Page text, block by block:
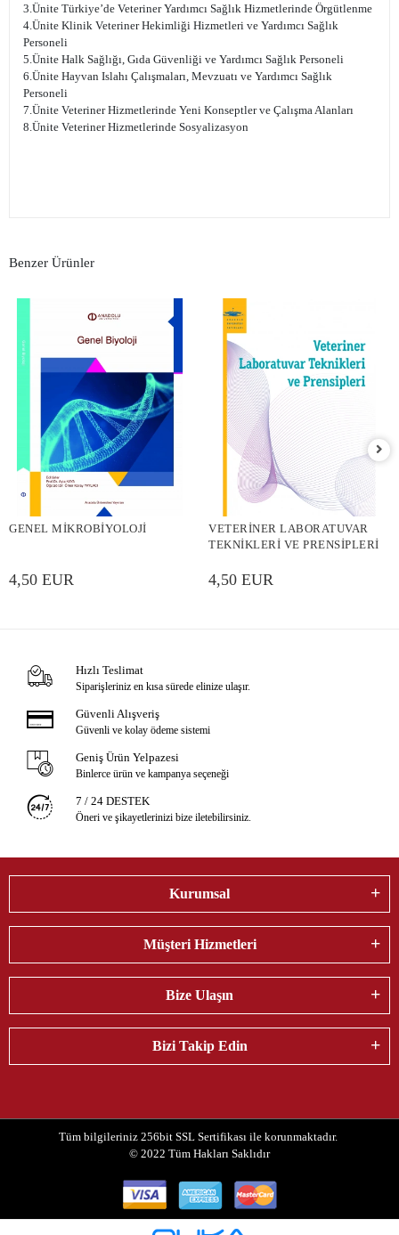
3.Ünite Türkiye’de Veteriner Yardımcı Sağlık Hizmetlerinde Örgütlenme
4.Ünite Klinik Veteriner Hekimliği Hizmetleri ve Yardımcı Sağlık
Personeli
5.Ünite Halk Sağlığı, Gıda Güvenliği ve Yardımcı Sağlık Personeli
6.Ünite Hayvan Islahı Çalışmaları, Mevzuatı ve Yardımcı Sağlık
Personeli
7.Ünite Veteriner Hizmetlerinde Yeni Konseptler ve Çalışma Alanları
8.Ünite Veteriner Hizmetlerinde Sosyalizasyon
Benzer Ürünler
GENEL MİKROBİYOLOJİ
4,50 EUR
VETERİNER LABORATUVAR
TEKNİKLERİ VE PRENSİPLERİ
4,50 EUR
Hızlı Teslimat
Siparişleriniz en kısa sürede elinize ulaşır.
Güvenli Alışveriş
Güvenli ve kolay ödeme sistemi
Geniş Ürün Yelpazesi
Binlerce ürün ve kampanya seçeneği
7 / 24 DESTEK
Öneri ve şikayetlerinizi bize iletebilirsiniz.
Kurumsal
Müşteri Hizmetleri
Bize Ulaşın
Bizi Takip Edin
Tüm bilgileriniz 256bit SSL Sertifikası ile korunmaktadır.
© 2022 Tüm Hakları Saklıdır